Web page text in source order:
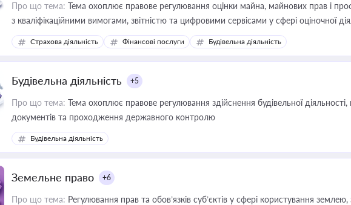
Про що тема: Тема охоплює правове регулювання оцінки майна, майнових прав і
з кваліфікаційними вимогами, звітністю та цифровими сервісами у сфері оціночної
медійних змін у цій сфері корисне для власника бізнесу, керівника, юриста або
приватизації, оренди державного майна, корпоративних угод і перевірки статусу
Страхова діяльність Фінансові послуги Будівельна діяльність
Будівельна діяльність +5
Про що тема: Тема охоплює правове регулювання здійснення будівельної
документів та проходження державного контролю
Будівельна діяльність
Земельне право +6
Про що тема: Регулювання прав та обов’язків суб’єктів у сфері користування